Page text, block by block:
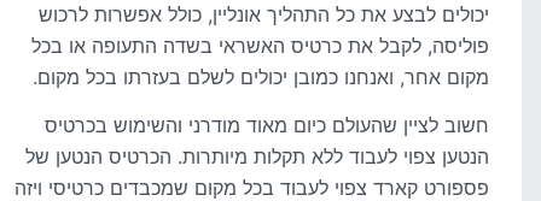
יכולים לבצע את כל התהליך אונליין, כולל אפשרות לרכוש
פוליסה, לקבל את כרטיס האשראי בשדה התעופה או בכל
מקום אחר, ואנחנו כמובן יכולים לשלם בעזרתו בכל מקום.
חשוב לציין שהעולם כיום מאוד מודרני והשימוש בכרטיס
הנטען צפוי לעבוד ללא תקלות מיותרות. הכרטיס הנטען של
פספורט קארד צפוי לעבוד בכל מקום שמכבדים כרטיסי ויזה